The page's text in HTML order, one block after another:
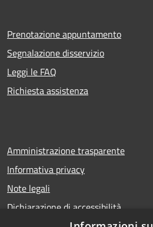
Prenotazione appuntamento
Segnalazione disservizio
Leggi le FAQ
Richiesta assistenza
Amministrazione trasparente
Informativa privacy
Note legali
Dichiarazione di accessibilità